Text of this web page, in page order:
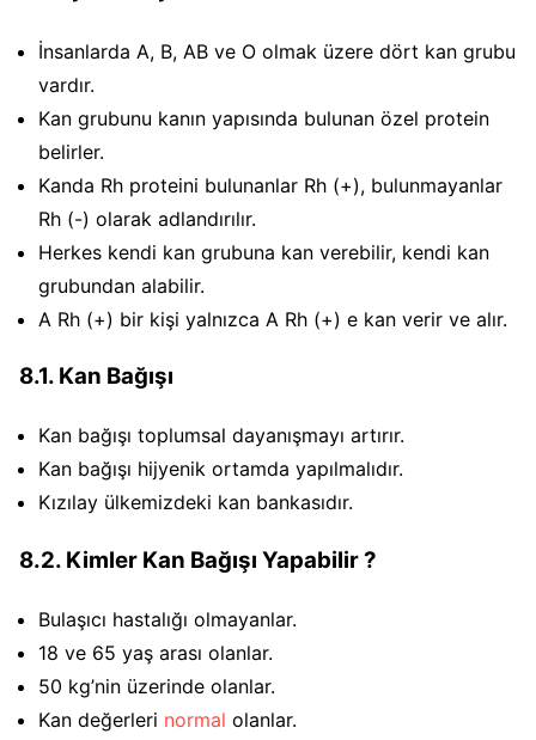
İnsanlarda A, B, AB ve O olmak üzere dört kan grubu
vardır.
Kan grubunu kanın yapısında bulunan özel protein
belirler.
Kanda Rh proteini bulunanlar Rh (+), bulunmayanlar
Rh (-) olarak adlandırılır.
Herkes kendi kan grubuna kan verebilir, kendi kan
grubundan alabilir.
A Rh (+) bir kişi yalnızca A Rh (+) e kan verir ve alır.
8.1. Kan Bağışı
Kan bağışı toplumsal dayanışmayı artırır.
Kan bağışı hijyenik ortamda yapılmalıdır.
Kızılay ülkemizdeki kan bankasıdır.
8.2. Kimler Kan Bağışı Yapabilir ?
Bulaşıcı hastalığı olmayanlar.
18 ve 65 yaş arası olanlar.
50 kg’nin üzerinde olanlar.
Kan değerleri normal olanlar.